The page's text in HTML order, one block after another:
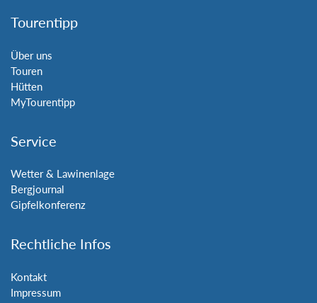
Tourentipp
Über uns
Touren
Hütten
MyTourentipp
Service
Wetter & Lawinenlage
Bergjournal
Gipfelkonferenz
Rechtliche Infos
Kontakt
Impressum